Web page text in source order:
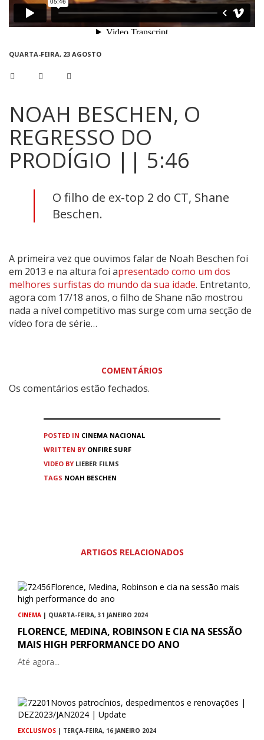
QUARTA-FEIRA, 23 AGOSTO
NOAH BESCHEN, O
REGRESSO DO
PRODÍGIO || 5:46
O filho de ex-top 2 do CT, Shane
Beschen.
A primeira vez que ouvimos falar de Noah Beschen foi
em 2013 e na altura foi apresentado como um dos
melhores surfistas do mundo da sua idade. Entretanto,
agora com 17/18 anos, o filho de Shane não mostrou
nada a nível competitivo mas surge com uma secção de
vídeo fora de série…
COMENTÁRIOS
Os comentários estão fechados.
POSTED IN CINEMA NACIONAL
WRITTEN BY ONFIRE SURF
VIDEO BY LIEBER FILMS
TAGS NOAH BESCHEN
ARTIGOS RELACIONADOS
CINEMA | QUARTA-FEIRA, 31 JANEIRO 2024
FLORENCE, MEDINA, ROBINSON E CIA NA SESSÃO
MAIS HIGH PERFORMANCE DO ANO
Até agora...
EXCLUSIVOS | TERÇA-FEIRA, 16 JANEIRO 2024